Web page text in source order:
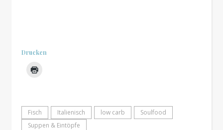
Drucken
Fisch Italienisch low carb
Soulfood
Suppen & Eintöpfe